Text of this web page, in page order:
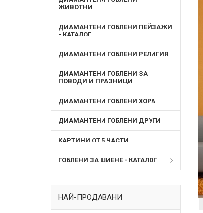
ЖИВОТНИ
ДИАМАНТЕНИ ГОБЛЕНИ ПЕЙЗАЖИ
- КАТАЛОГ
ДИАМАНТЕНИ ГОБЛЕНИ РЕЛИГИЯ
ДИАМАНТЕНИ ГОБЛЕНИ ЗА
ПОВОДИ И ПРАЗНИЦИ
ДИАМАНТЕНИ ГОБЛЕНИ ХОРА
ДИАМАНТЕНИ ГОБЛЕНИ ДРУГИ
КАРТИНИ ОТ 5 ЧАСТИ
ГОБЛЕНИ ЗА ШИЕНЕ - КАТАЛОГ
НАЙ-ПРОДАВАНИ